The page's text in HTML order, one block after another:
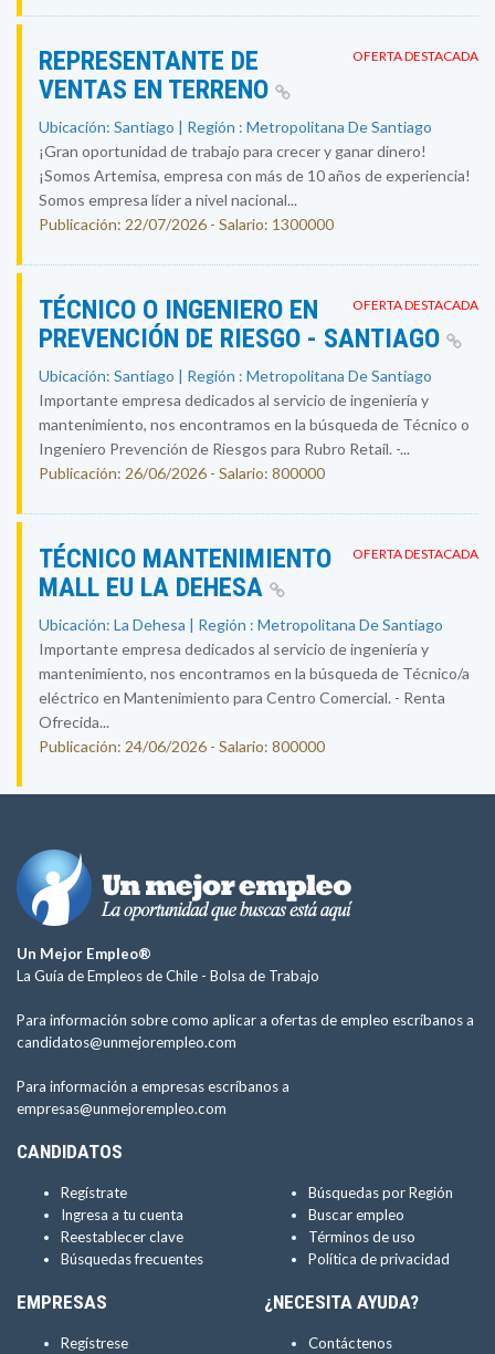
OFERTA DESTACADA
REPRESENTANTE DE
VENTAS EN TERRENO
Ubicación: Santiago | Región : Metropolitana De Santiago
¡Gran oportunidad de trabajo para crecer y ganar dinero!
¡Somos Artemisa, empresa con más de 10 años de experiencia!
Somos empresa líder a nivel nacional...
Publicación: 22/07/2026 - Salario: 1300000
OFERTA DESTACADA
TÉCNICO O INGENIERO EN
PREVENCIÓN DE RIESGO - SANTIAGO
Ubicación: Santiago | Región : Metropolitana De Santiago
Importante empresa dedicados al servicio de ingeniería y
mantenimiento, nos encontramos en la búsqueda de Técnico o
Ingeniero Prevención de Riesgos para Rubro Retail. -...
Publicación: 26/06/2026 - Salario: 800000
OFERTA DESTACADA
TÉCNICO MANTENIMIENTO
MALL EU LA DEHESA
Ubicación: La Dehesa | Región : Metropolitana De Santiago
Importante empresa dedicados al servicio de ingeniería y
mantenimiento, nos encontramos en la búsqueda de Técnico/a
eléctrico en Mantenimiento para Centro Comercial. - Renta
Ofrecida...
Publicación: 24/06/2026 - Salario: 800000
Un Mejor Empleo®
La Guía de Empleos de Chile - Bolsa de Trabajo
Para información sobre como aplicar a ofertas de empleo escríbanos a
candidatos@unmejorempleo.com
Para información a empresas escríbanos a
empresas@unmejorempleo.com
CANDIDATOS
Regístrate
Ingresa a tu cuenta
Reestablecer clave
Búsquedas frecuentes
Búsquedas por Región
Buscar empleo
Términos de uso
Política de privacidad
EMPRESAS
Regístrese
¿NECESITA AYUDA?
Contáctenos